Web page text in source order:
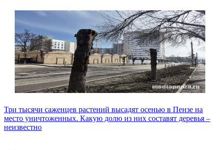
Три тысячи саженцев растений высадят осенью в Пензе на
место уничтоженных. Какую долю из них составят деревья –
неизвестно